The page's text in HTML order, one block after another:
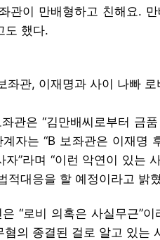
관은 “김만배씨로부터 금
자는 “B 보좌관은 이재명
대응을 할 예정이라고 밝혔
혐의 종결된 걸로 알고 있는
변호사가 “A 의원과 같은 당
고 검찰에 진술한 것으로